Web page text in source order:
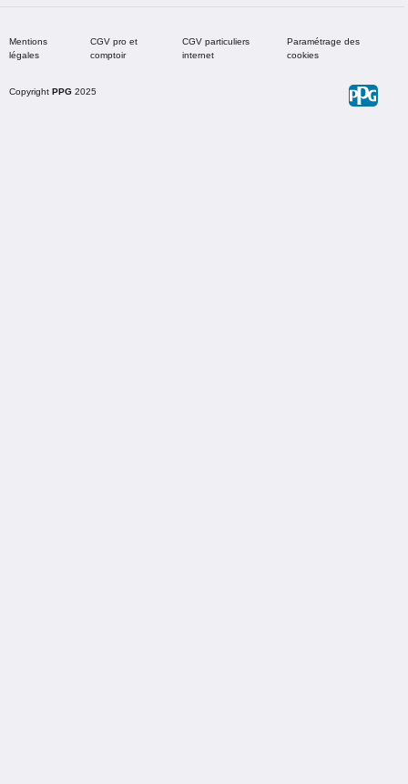
Mentions
légales
CGV pro et
comptoir
CGV particuliers
internet
Paramétrage des
cookies
Copyright PPG 2025